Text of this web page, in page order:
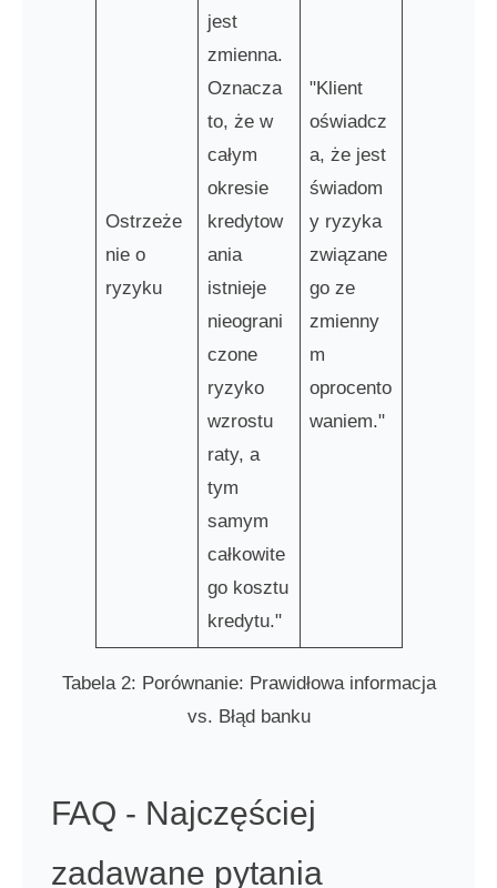
Ostrzeże
nie o
ryzyku
jest
zmienna.
Oznacza
to, że w
całym
okresie
kredytow
ania
istnieje
nieograni
czone
ryzyko
wzrostu
raty, a
tym
samym
całkowite
go kosztu
kredytu."
"Klient
oświadcz
a, że jest
świadom
y ryzyka
związane
go ze
zmienny
m
oprocento
waniem."
Tabela 2: Porównanie: Prawidłowa informacja
vs. Błąd banku
FAQ - Najczęściej
zadawane pytania